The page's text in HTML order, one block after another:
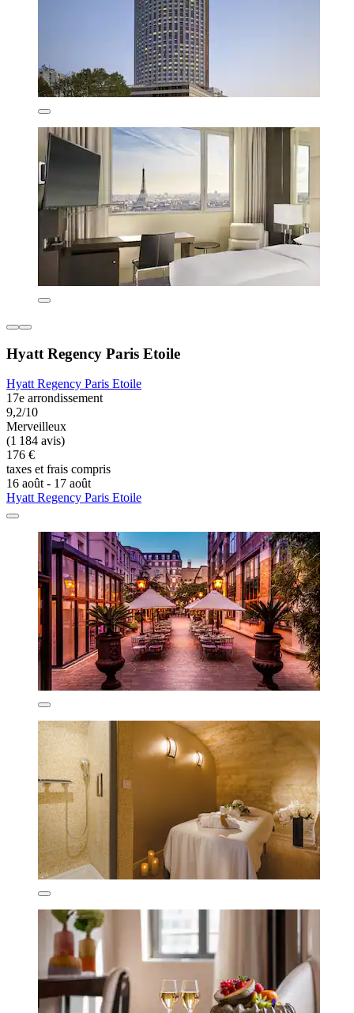
Hyatt Regency Paris Etoile
Hyatt Regency Paris Etoile
17e arrondissement
9,2/10
Merveilleux
(1 184 avis)
176 €
taxes et frais compris
16 août - 17 août
Hyatt Regency Paris Etoile